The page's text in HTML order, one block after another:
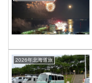
2026年北海道旅